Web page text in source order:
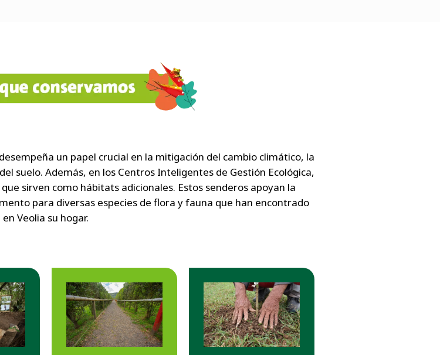
un papel crucial en la mitigación del cambio climático, la
suelo. Además, en los Centros Inteligentes de Gestión Ecológica,
sirven como hábitats adicionales. Estos senderos apoyan la
para diversas especies de flora y fauna que han encontrado
en Veolia su hogar.